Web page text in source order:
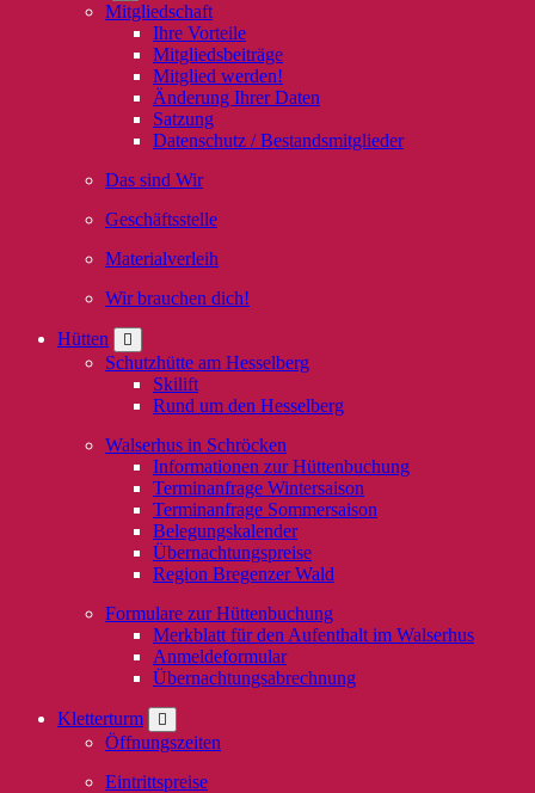
Mitgliedschaft
Ihre Vorteile
Mitgliedsbeiträge
Mitglied werden!
Änderung Ihrer Daten
Satzung
Datenschutz / Bestandsmitglieder
Das sind Wir
Geschäftsstelle
Materialverleih
Wir brauchen dich!
Hütten
Schutzhütte am Hesselberg
Skilift
Rund um den Hesselberg
Walserhus in Schröcken
Informationen zur Hüttenbuchung
Terminanfrage Wintersaison
Terminanfrage Sommersaison
Belegungskalender
Übernachtungspreise
Region Bregenzer Wald
Formulare zur Hüttenbuchung
Merkblatt für den Aufenthalt im Walserhus
Anmeldeformular
Übernachtungsabrechnung
Kletterturm
Öffnungszeiten
Eintrittspreise